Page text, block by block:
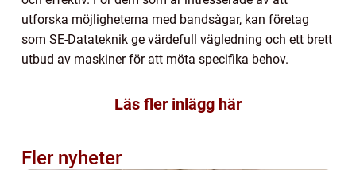
utforska möjligheterna med bandsågar, kan företag
som SE-Datateknik ge värdefull vägledning och ett brett
utbud av maskiner för att möta specifika behov.
Läs fler inlägg här
Fler nyheter